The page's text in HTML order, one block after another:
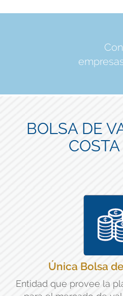
BOLSA DE
Única Bolsa
Entidad que provee la